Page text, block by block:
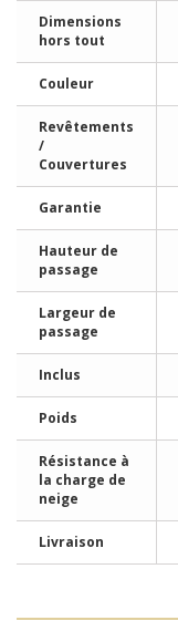
Dimensions
hors tout
Couleur
Revêtements
/
Couvertures
Garantie
Hauteur de
passage
Largeur de
passage
Inclus
Poids
Résistance à
la charge de
neige
Livraison